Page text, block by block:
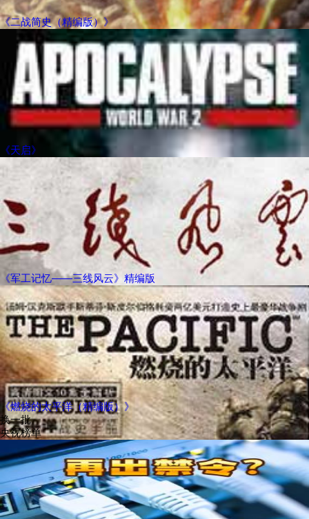
《二战简史（精编版）》
《天启》
《军工记忆——三线风云》精编版
《燃烧的太平洋（精编版）》
换一批
央视榜单